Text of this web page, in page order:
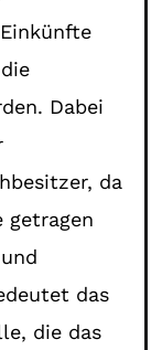
Dabei
da
getragen
das
die das